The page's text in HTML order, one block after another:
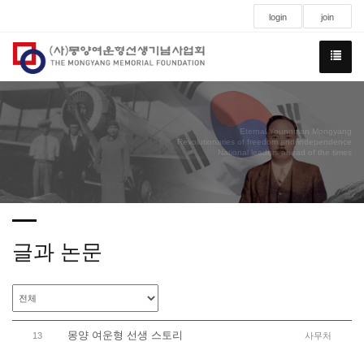
login join
Eternal Youngman Mongyang
Revolutionaries of freedom and independence
National leaders ahead of the times
글과 논문
13 몽양 여운형 선생 스토리 사무처